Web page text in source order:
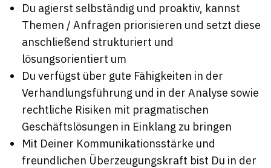
Du agierst selbständig und proaktiv, kannst
Themen / Anfragen priorisieren und setzt diese
anschließend strukturiert und
lösungsorientiert um
Du verfügst über gute Fähigkeiten in der
Verhandlungsführung und in der Analyse sowie
rechtliche Risiken mit pragmatischen
Geschäftslösungen in Einklang zu bringen
Mit Deiner Kommunikationsstärke und
freundlichen Überzeugungskraft bist Du in der